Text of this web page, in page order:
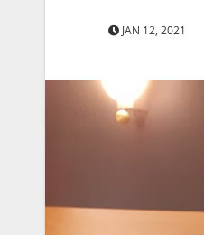
JAN 12, 2021